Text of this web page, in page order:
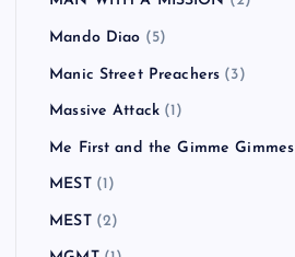
Mando Diao (5)
Manic Street Preachers (3)
Massive Attack (1)
Me First and the Gimme Gimmes
MEST(1)
MEST(2)